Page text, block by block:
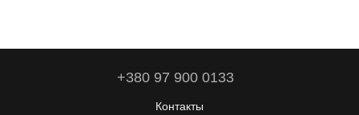
+380 97 900 0133
Контакты